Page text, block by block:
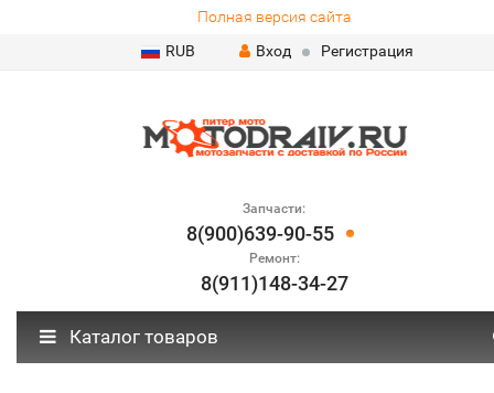
Полная версия сайта
RUB
Вход Регистрация
Запчасти:
8(900)639-90-55
Ремонт:
8(911)148-34-27
Каталог товаров